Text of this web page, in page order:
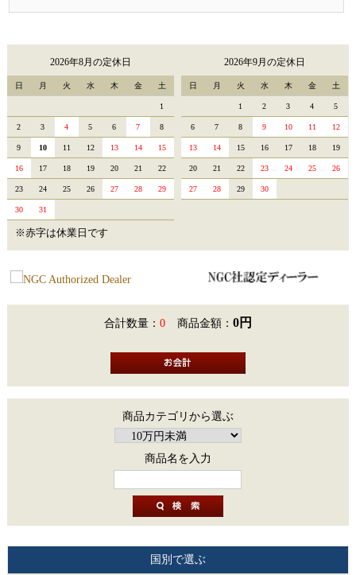
2026年8月の定休日
日 月 火 水 木 金 土
1
2 3 4 5 6 7 8
9 10 11 12 13 14 15
16 17 18 19 20 21 22
23 24 25 26 27 28 29
30 31
2026年9月の定休日
日 月 火 水 木 金 土
1 2 3 4 5
6 7 8 9 10 11 12
13 14 15 16 17 18 19
20 21 22 23 24 25 26
27 28 29 30
※赤字は休業日です
合計数量： 0 商品金額： 0円
商品カテゴリから選ぶ
商品名を入力
国別で選ぶ